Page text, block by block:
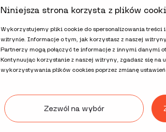
Niniejsza strona korzysta z plików
Wykorzystujemy pliki cookie do spersonalizowania treści
witrynie. Informacje o tym, jak korzystasz z naszej
Partnerzy mogą połączyć te informacje z innymi danymi
Kontynuując korzystanie z naszej witryny, zgadasz się na
wykorzystywania plików cookies poprzez zmianę
Zezwól na wybór